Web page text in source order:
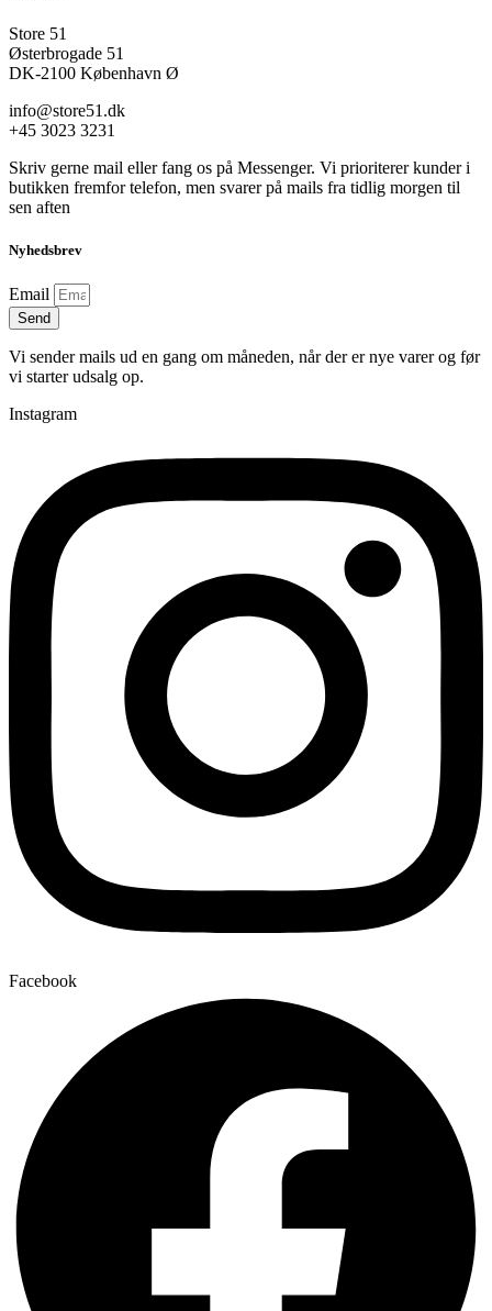
Store 51
Østerbrogade 51
DK-2100 København Ø
info@store51.dk
+45 3023 3231
Skriv gerne mail eller fang os på Messenger. Vi prioriterer kunder i
butikken fremfor telefon, men svarer på mails fra tidlig morgen til
sen aften
Nyhedsbrev
Email
Send
Vi sender mails ud en gang om måneden, når der er nye varer og før
vi starter udsalg op.
Instagram
Facebook